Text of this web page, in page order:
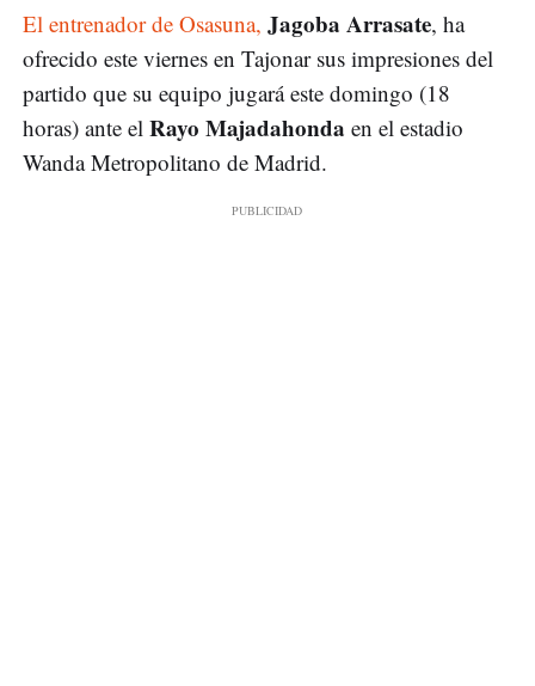
El entrenador de Osasuna, Jagoba Arrasate, ha
ofrecido este viernes en Tajonar sus impresiones del
partido que su equipo jugará este domingo (18
horas) ante el Rayo Majadahonda en el estadio
Wanda Metropolitano de Madrid.